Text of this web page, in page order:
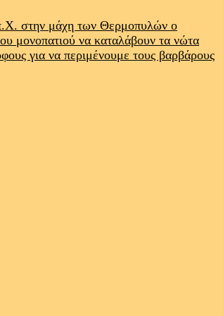
στην μάχη των Θερμοπυλών ο
μονοπατιού να καταλάβουν τα νώτα
για να περιμένουμε τους βαρβάρους